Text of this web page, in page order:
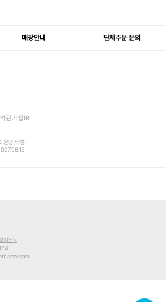
매장안내 단체주문 문의
관기업IR
운영(배럴)
확인